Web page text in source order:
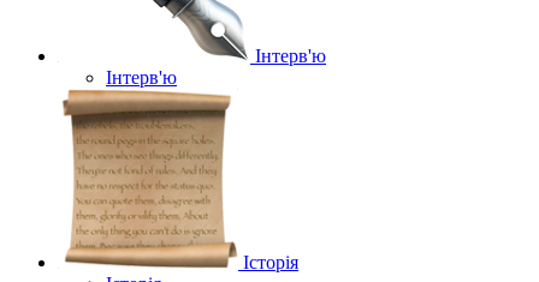
Інтерв'ю
Інтерв'ю
Історія